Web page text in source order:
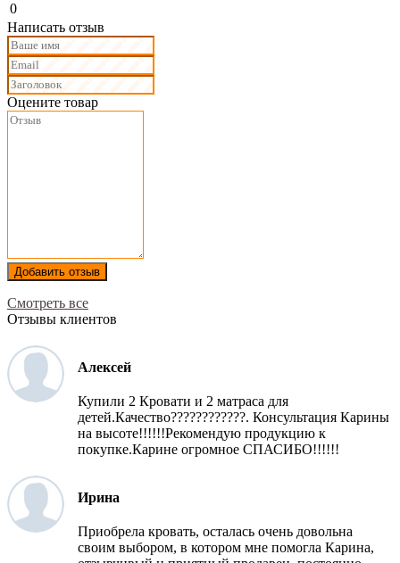
0
Написать отзыв
Оцените товар
Добавить отзыв
Смотреть все
Отзывы клиентов
Алексей
Купили 2 Кровати и 2 матраса для
детей.Качество????????????. Консультация Карины
на высоте!!!!!!Рекомендую продукцию к
покупке.Карине огромное СПАСИБО!!!!!!
Ирина
Приобрела кровать, осталась очень довольна
своим выбором, в котором мне помогла Карина,